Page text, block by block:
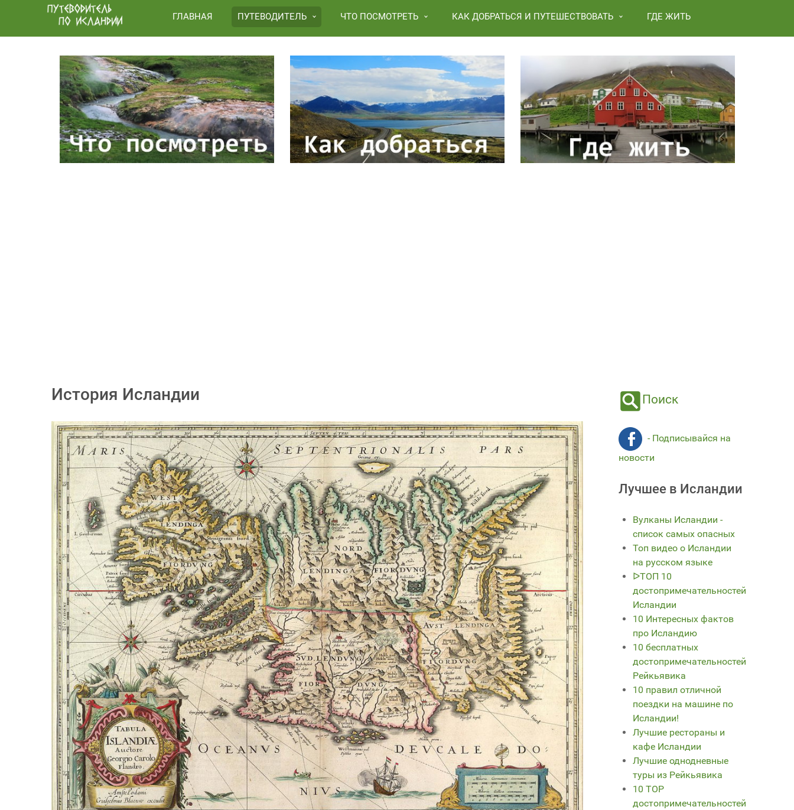
ГЛАВНАЯ ПУТЕВОДИТЕЛЬ ЧТО ПОСМОТРЕТЬ КАК ДОБРАТЬСЯ И ПУТЕШЕСТВОВАТЬ ГДЕ ЖИТЬ
История Исландии Поиск
- Подписывайся на
новости
Лучшее в Исландии
Вулканы Исландии -
список самых опасных
Топ видео о Исландии
на русском языке
ᐅТОП 10
достопримечательностей
Исландии
10 Интересных фактов
про Исландию
10 бесплатных
достопримечательностей
Рейкьявика
10 правил отличной
поездки на машине по
Исландии!
Лучшие рестораны и
кафе Исландии
Лучшие однодневные
туры из Рейкьявика
10 TOP
достопримечательностей